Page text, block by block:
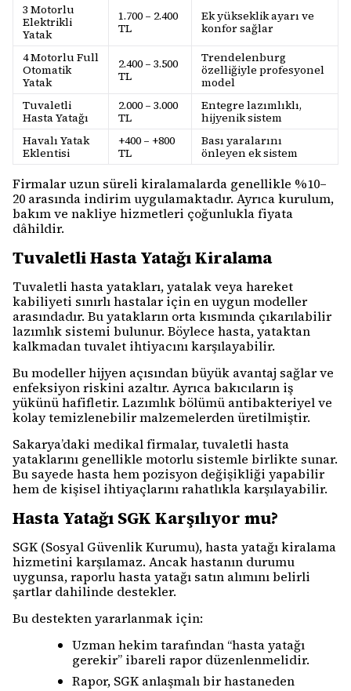
3 Motorlu
Elektrikli
Yatak
1.700 – 2.400
TL
Ek yükseklik ayarı ve
konfor sağlar
4 Motorlu Full
Otomatik
Yatak
2.400 – 3.500
TL
Trendelenburg
özelliğiyle profesyonel
model
Tuvaletli
Hasta Yatağı
2.000 – 3.000
TL
Entegre lazımlıklı,
hijyenik sistem
Havalı Yatak
Eklentisi
+400 – +800
TL
Bası yaralarını
önleyen ek sistem
Firmalar uzun süreli kiralamalarda genellikle %10–
20 arasında indirim uygulamaktadır. Ayrıca kurulum,
bakım ve nakliye hizmetleri çoğunlukla fiyata
dâhildir.
Tuvaletli Hasta Yatağı Kiralama
Tuvaletli hasta yatakları, yatalak veya hareket
kabiliyeti sınırlı hastalar için en uygun modeller
arasındadır. Bu yatakların orta kısmında çıkarılabilir
lazımlık sistemi bulunur. Böylece hasta, yataktan
kalkmadan tuvalet ihtiyacını karşılayabilir.
Bu modeller hijyen açısından büyük avantaj sağlar ve
enfeksiyon riskini azaltır. Ayrıca bakıcıların iş
yükünü hafifletir. Lazımlık bölümü antibakteriyel ve
kolay temizlenebilir malzemelerden üretilmiştir.
Sakarya’daki medikal firmalar, tuvaletli hasta
yataklarını genellikle motorlu sistemle birlikte sunar.
Bu sayede hasta hem pozisyon değişikliği yapabilir
hem de kişisel ihtiyaçlarını rahatlıkla karşılayabilir.
Hasta Yatağı SGK Karşılıyor mu?
SGK (Sosyal Güvenlik Kurumu), hasta yatağı kiralama
hizmetini karşılamaz. Ancak hastanın durumu
uygunsa, raporlu hasta yatağı satın alımını belirli
şartlar dahilinde destekler.
Bu destekten yararlanmak için:
Uzman hekim tarafından “hasta yatağı
gerekir” ibareli rapor düzenlenmelidir.
Rapor, SGK anlaşmalı bir hastaneden